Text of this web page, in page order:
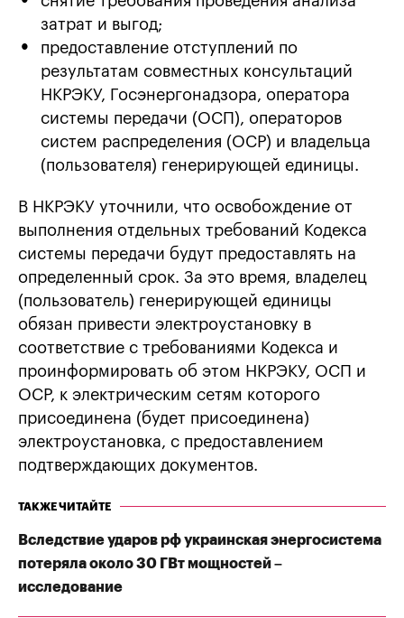
затрат и выгод;
предоставление отступлений по
результатам совместных консультаций
НКРЭКУ, Госэнергонадзора, оператора
системы передачи (ОСП), операторов
систем распределения (ОСР) и владельца
(пользователя) генерирующей единицы.
В НКРЭКУ уточнили, что освобождение от
выполнения отдельных требований Кодекса
системы передачи будут предоставлять на
определенный срок. За это время, владелец
(пользователь) генерирующей единицы
обязан привести электроустановку в
соответствие с требованиями Кодекса и
проинформировать об этом НКРЭКУ, ОСП и
ОСР, к электрическим сетям которого
присоединена (будет присоединена)
электроустановка, с предоставлением
подтверждающих документов.
ТАКЖЕ ЧИТАЙТЕ
Вследствие ударов рф украинская энергосистема
потеряла около 30 ГВт мощностей –
исследование